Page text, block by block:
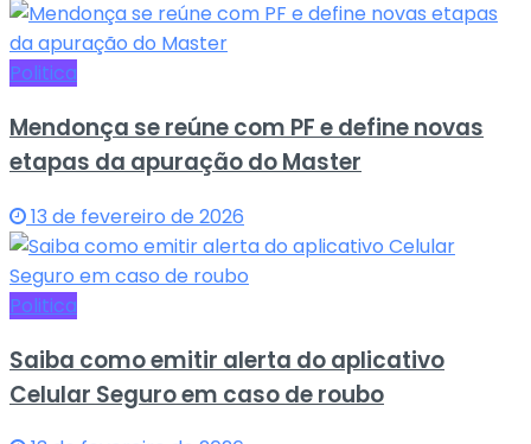
Politica
Mendonça se reúne com PF e define novas
etapas da apuração do Master
13 de fevereiro de 2026
Politica
Saiba como emitir alerta do aplicativo
Celular Seguro em caso de roubo